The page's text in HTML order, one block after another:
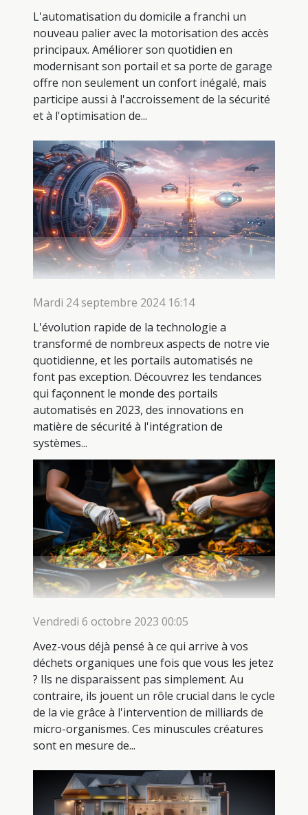
L'automatisation du domicile a franchi un
nouveau palier avec la motorisation des accès
principaux. Améliorer son quotidien en
modernisant son portail et sa porte de garage
offre non seulement un confort inégalé, mais
participe aussi à l'accroissement de la sécurité
et à l'optimisation de...
Mardi 24 septembre 2024 16:14
L'évolution rapide de la technologie a
transformé de nombreux aspects de notre vie
quotidienne, et les portails automatisés ne
font pas exception. Découvrez les tendances
qui façonnent le monde des portails
automatisés en 2023, des innovations en
matière de sécurité à l'intégration de
systèmes...
Vendredi 6 octobre 2023 00:05
Avez-vous déjà pensé à ce qui arrive à vos
déchets organiques une fois que vous les jetez
? Ils ne disparaissent pas simplement. Au
contraire, ils jouent un rôle crucial dans le cycle
de la vie grâce à l'intervention de milliards de
micro-organismes. Ces minuscules créatures
sont en mesure de...